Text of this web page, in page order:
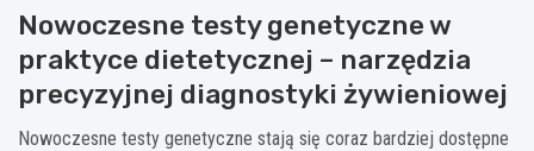
Nowoczesne testy genetyczne w
praktyce dietetycznej – narzędzia
precyzyjnej diagnostyki żywieniowej
Nowoczesne testy genetyczne stają się coraz bardziej dostępne